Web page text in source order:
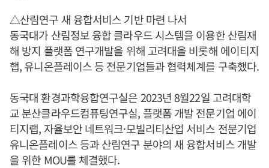
△산림연구 새 융합서비스 기반 마련 나서
동국대가 산림정보 융합 클라우드 시스템을 이용한 산림재
해 방지 플랫폼 연구개발을 위해 고려대을 비롯해 에이티지
햅, 유니온플레이스 등 전문기업들과 협력체계를 구축했다.
동국대 환경과학융합연구실은 2023년 8월22일 고려대학
교 분산클라우드컴퓨팅연구실, 플랫폼 개발 전문기업 에이
티지랩, 자율보안 네트워크·모빌리티산업 서비스 전문기업
유니온플레이스 등과 산림연구 분야의 새 융합서비스 개발
을 위한 MOU를 체결했다.